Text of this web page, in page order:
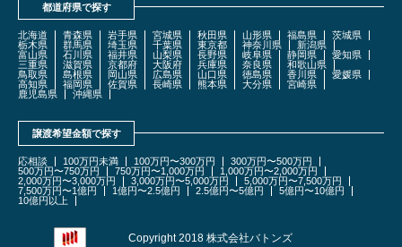
都道府県で探す
北海道 青森県 岩手県 宮城県 秋田県 山形県 福島県
茨城県
栃木県
群馬県 埼玉県 千葉県 東京都 神奈川県
新潟県
富山県
石川県 福井県 山梨県 長野県 岐阜県 静岡県
愛知県
三重県
滋賀県 京都府 大阪府 兵庫県 奈良県
和歌山県
鳥取県
島根県 岡山県 広島県 山口県 徳島県 香川県
愛媛県
高知県
福岡県 佐賀県 長崎県 熊本県 大分県
宮崎県
鹿児島県
沖縄県
譲渡希望金額で探す
応相談 100万円未満 100万円〜300万円
300万円〜500万円
500万円〜750万円
750万円〜1,000万円
1,000万円〜2,000万円
2,000万円〜3,000万円
3,000万円〜5,000万円
5,000万円〜7,500万円
7,500万円〜1億円
1億円〜2.5億円 2.5億円〜5億円
5億円〜10億円
10億円以上
Copyright 2018 株式会社バトンズ